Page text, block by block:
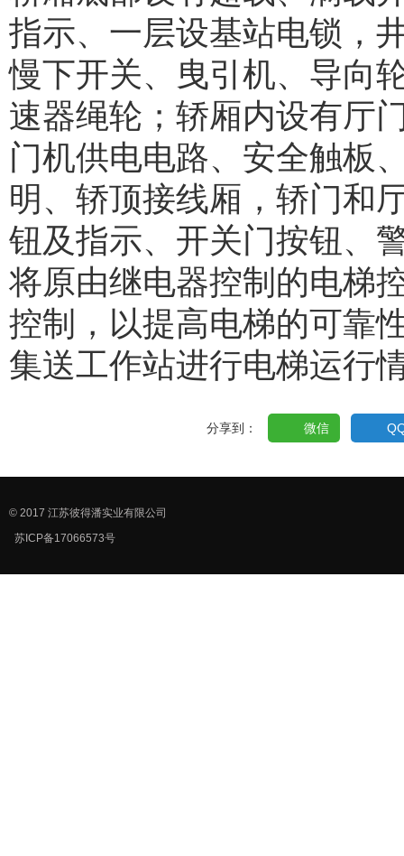
指示、一层设基站电锁，
慢下开关、曳引机、导向
速器绳轮；轿厢内设有厅
门机供电电路、安全触板
明、轿顶接线厢，轿门和
钮及指示、开关门按钮、
将原由继电器控制的电梯
控制，以提高电梯的可靠
集送工作站进行电梯运行
分享到： 微信
© 2017 江苏彼得潘实业有限公司
苏ICP备17066573号